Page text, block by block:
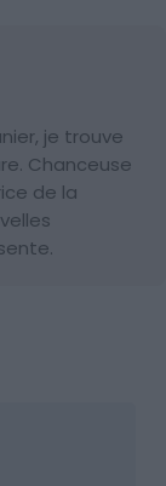
je trouve
Chanceuse
de la